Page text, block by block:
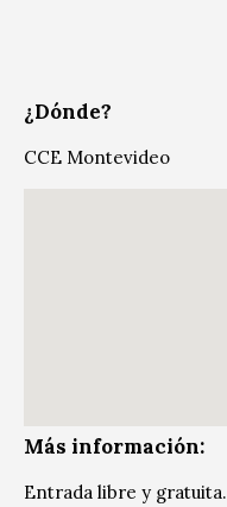
¿Dónde?
CCE Montevideo
Más información:
Entrada libre y gratuita.